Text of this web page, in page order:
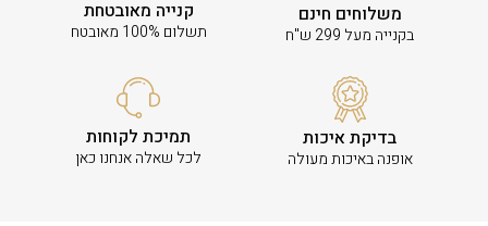
משלוחים חינם
בקנייה מעל 299 ש"ח
קנייה מאובטחת
תשלום 100% מאובטח
בדיקת איכות
אופנה באיכות מעולה
תמיכת לקוחות
לכל שאלה אנחנו כאן